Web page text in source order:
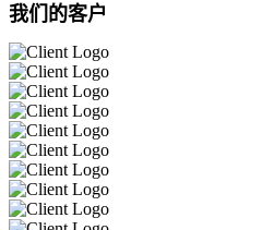
我们的客户